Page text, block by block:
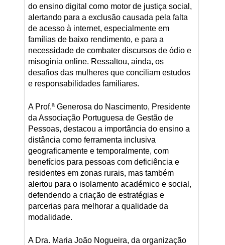
do ensino digital como motor de justiça social,
alertando para a exclusão causada pela falta
de acesso à internet, especialmente em
famílias de baixo rendimento, e para a
necessidade de combater discursos de ódio e
misoginia online. Ressaltou, ainda, os
desafios das mulheres que conciliam estudos
e responsabilidades familiares.
A Prof.ª Generosa do Nascimento, Presidente
da Associação Portuguesa de Gestão de
Pessoas, destacou a importância do ensino a
distância como ferramenta inclusiva
geograficamente e temporalmente, com
benefícios para pessoas com deficiência e
residentes em zonas rurais, mas também
alertou para o isolamento académico e social,
defendendo a criação de estratégias e
parcerias para melhorar a qualidade da
modalidade.
A Dra. Maria João Nogueira, da organização